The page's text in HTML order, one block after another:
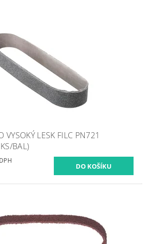
VYSOKÝ LESK FILC PN721
BAL)
DPH